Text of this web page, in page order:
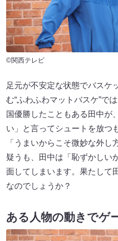
©関西テレビ
足元が不安定な状態でバスケ
む“ふわふわマットバスケ”で
国優勝したこともある田中が
い」と言ってシュートを放つ
「うまいからこそ微妙な外し
疑うも、田中は「恥ずかしい
面してしまいます。果たして
なのでしょうか？
ある人物の動きでゲ